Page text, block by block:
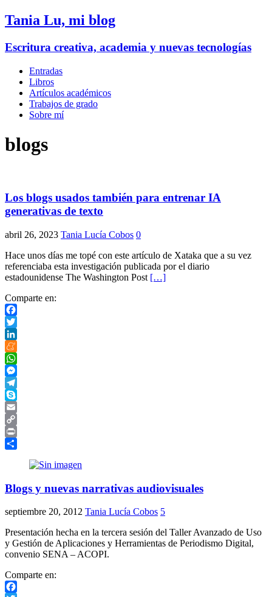
Tania Lu, mi blog
Escritura creativa, academia y nuevas tecnologías
Entradas
Libros
Artículos académicos
Trabajos de grado
Sobre mí
blogs
Los blogs usados también para entrenar IA
generativas de texto
abril 26, 2023 Tania Lucía Cobos 0
Hace unos días me topé con este artículo de Xataka que a su vez
referenciaba esta investigación publicada por el diario
estadounidense The Washington Post […]
Comparte en:
Facebook
Twitter
LinkedIn
Meneame
WhatsApp
Messenger
Telegram
Skype
Email
Copy
Link
Print
Blogs y nuevas narrativas audiovisuales
septiembre 20, 2012 Tania Lucía Cobos 5
Presentación hecha en la tercera sesión del Taller Avanzado de Uso
y Gestión de Aplicaciones y Herramientas de Periodismo Digital,
convenio SENA – ACOPI.
Comparte en: